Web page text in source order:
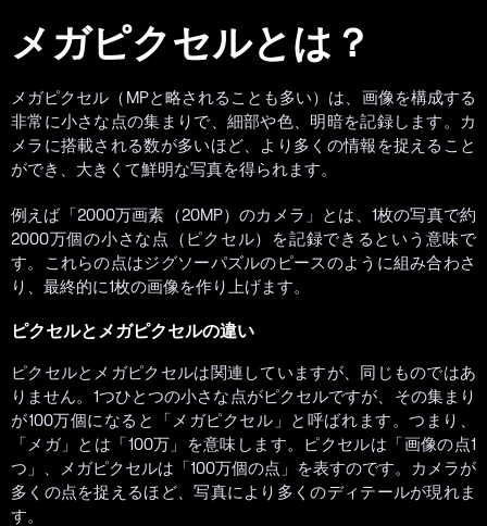
メガピクセルとは？
メガピクセル（MPと略されることも多い）は、画像を構成する
非常に小さな点の集まりで、細部や色、明暗を記録します。カ
メラに搭載される数が多いほど、より多くの情報を捉えること
ができ、大きくて鮮明な写真を得られます。
例えば「2000万画素（20MP）のカメラ」とは、1枚の写真で約
2000万個の小さな点（ピクセル）を記録できるという意味で
す。これらの点はジグソーパズルのピースのように組み合わさ
り、最終的に1枚の画像を作り上げます。
ピクセルとメガピクセルの違い
ピクセルとメガピクセルは関連していますが、同じものではあ
りません。1つひとつの小さな点がピクセルですが、その集まり
が100万個になると「メガピクセル」と呼ばれます。つまり、
「メガ」とは「100万」を意味します。ピクセルは「画像の点1
つ」、メガピクセルは「100万個の点」を表すのです。カメラが
多くの点を捉えるほど、写真により多くのディテールが現れま
す。